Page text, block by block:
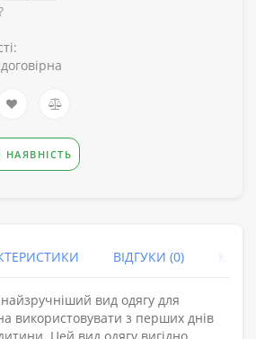
ВІДГУКИ (0)
вид одягу для
використовувати з перших днів
Цей вид одягу вигідно